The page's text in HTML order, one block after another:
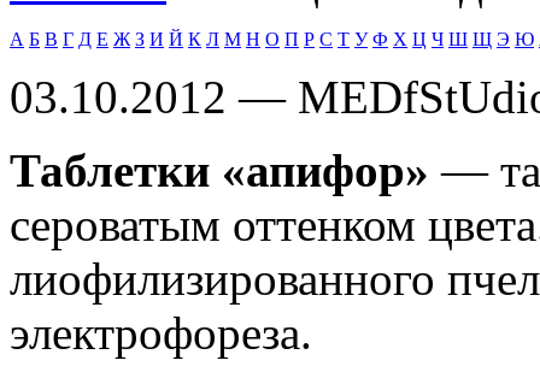
А Б В Г Д Е Ж З И Й К Л М Н О П Р С Т У Ф Х Ц Ч Ш Щ Э Ю
03.10.2012 —
Таблетки «апифор» —
сероватым оттенком
лиофилизированного
электрофореза.